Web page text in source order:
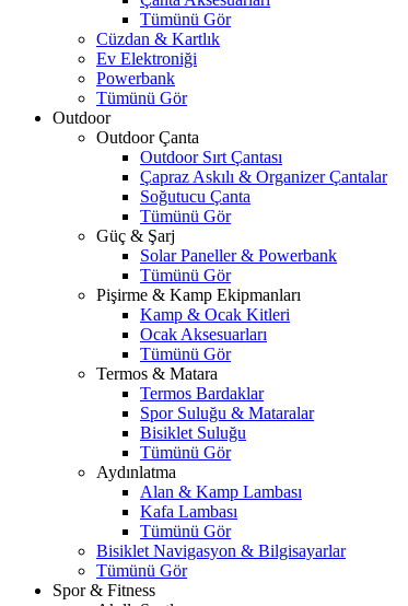
Tümünü Gör
Cüzdan & Kartlık
Ev Elektroniği
Powerbank
Tümünü Gör
Outdoor
Outdoor Çanta
Outdoor Sırt Çantası
Çapraz Askılı & Organizer Çantalar
Soğutucu Çanta
Tümünü Gör
Güç & Şarj
Solar Paneller & Powerbank
Tümünü Gör
Pişirme & Kamp Ekipmanları
Kamp & Ocak Kitleri
Ocak Aksesuarları
Tümünü Gör
Termos & Matara
Termos Bardaklar
Spor Suluğu & Mataralar
Bisiklet Suluğu
Tümünü Gör
Aydınlatma
Alan & Kamp Lambası
Kafa Lambası
Tümünü Gör
Bisiklet Navigasyon & Bilgisayarlar
Tümünü Gör
Spor & Fitness